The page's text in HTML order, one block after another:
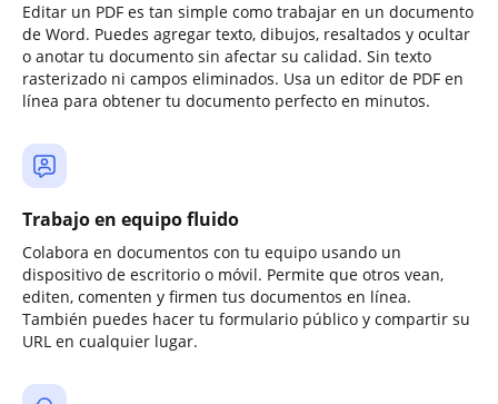
Editar un PDF es tan simple como trabajar en un documento
de Word. Puedes agregar texto, dibujos, resaltados y ocultar
o anotar tu documento sin afectar su calidad. Sin texto
rasterizado ni campos eliminados. Usa un editor de PDF en
línea para obtener tu documento perfecto en minutos.
Trabajo en equipo fluido
Colabora en documentos con tu equipo usando un
dispositivo de escritorio o móvil. Permite que otros vean,
editen, comenten y firmen tus documentos en línea.
También puedes hacer tu formulario público y compartir su
URL en cualquier lugar.